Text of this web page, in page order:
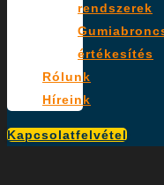
rendszerek
értékesítés
Rólunk
Híreink
Kapcsolatfelvétel